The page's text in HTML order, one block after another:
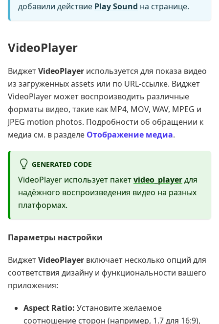
добавили действие Play Sound на странице.
VideoPlayer
ВиджетVideoPlayer используется для показа видео
из загруженных assets или по URL-ссылке. Виджет
VideoPlayer может воспроизводить различные
форматы видео, такие как MP4, MOV, WAV, MPEG и
JPEG motion photos. Подробности об обращении к
медиа см. в разделе Отображение медиа.
GENERATED CODE
VideoPlayer использует пакетvideo_playerдля
надёжного воспроизведения видео на разных
платформах.
Параметры настройки
ВиджетVideoPlayer включает несколько опций для
соответствия дизайну и функциональности вашего
приложения:
Aspect Ratio: Установите желаемое
соотношение сторон (например, 1.7 для 16:9),